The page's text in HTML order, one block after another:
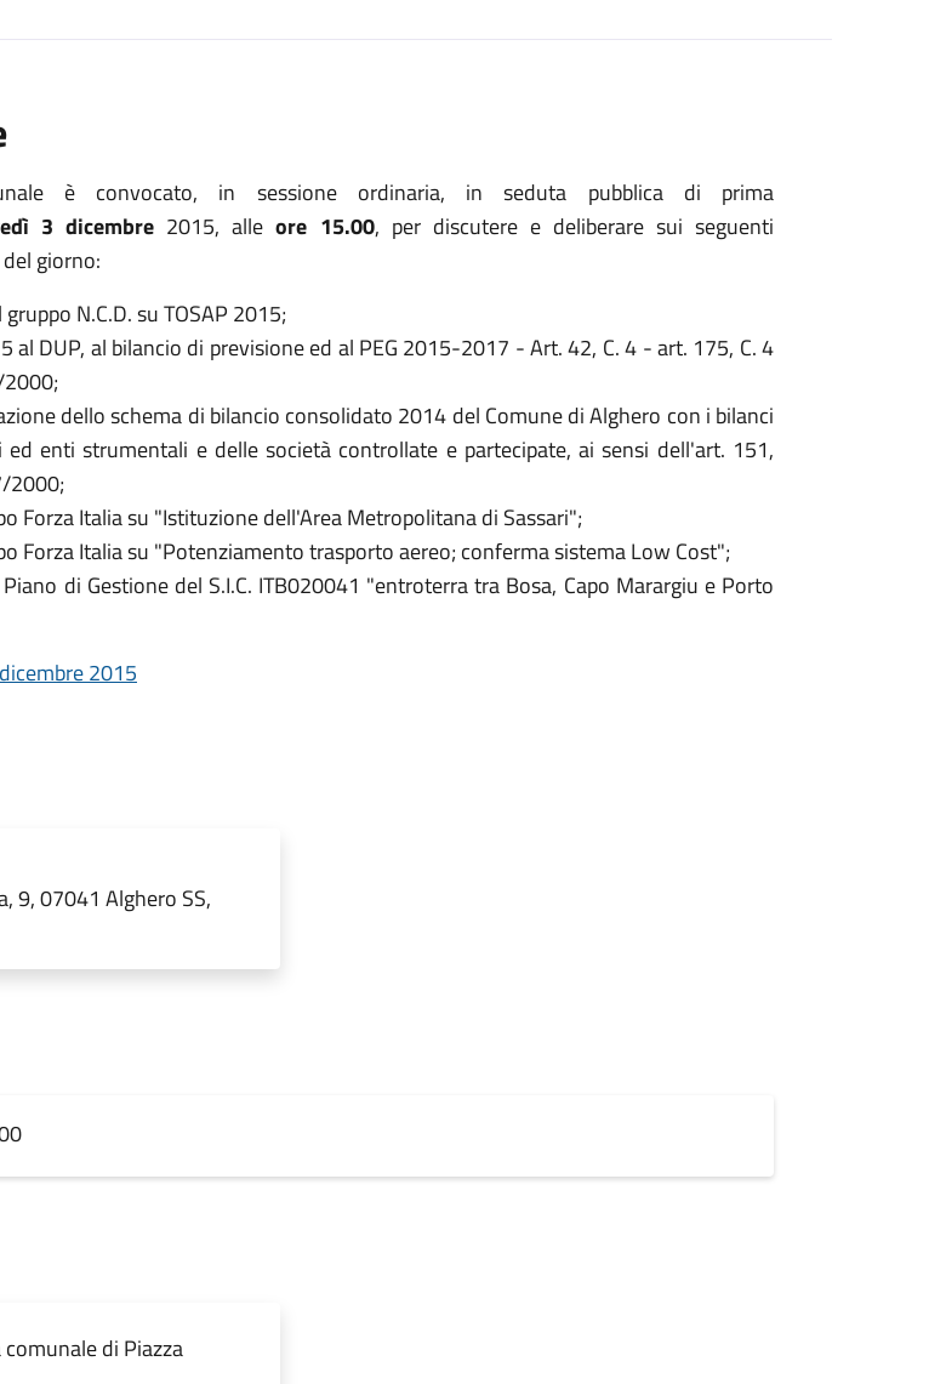
è convocato, in sessione ordinaria, in seduta pubblica di prima
3 dicembre 2015, alleore 15.00, per discutere e deliberare sui seguenti
giorno:
N.C.D. su TOSAP 2015;
al DUP, al bilancio di previsione ed al PEG 2015-2017 - Art. 42, C. 4 - art. 175, C. 4
dello schema di bilancio consolidato 2014 del Comune di Alghero con i bilanci
ed enti strumentali e delle società controllate e partecipate, ai sensi dell'art. 151,
2000;
Forza Italia su "Istituzione dell'Area Metropolitana di Sassari";
Forza Italia su "Potenziamento trasporto aereo; conferma sistema Low Cost";
di Gestione del S.I.C. ITB020041 "entroterra tra Bosa, Capo Marargiu e Porto
2015
9, 07041 Alghero SS,
di Piazza